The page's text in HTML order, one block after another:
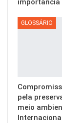
importância
GLOSSÁRIO
pela
meio
Internacional